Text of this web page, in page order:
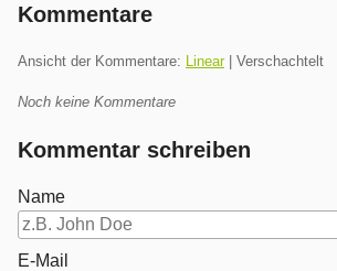
Kommentare
Ansicht der Kommentare: Linear| Verschachtelt
Noch keine Kommentare
Kommentar schreiben
Name
E-Mail